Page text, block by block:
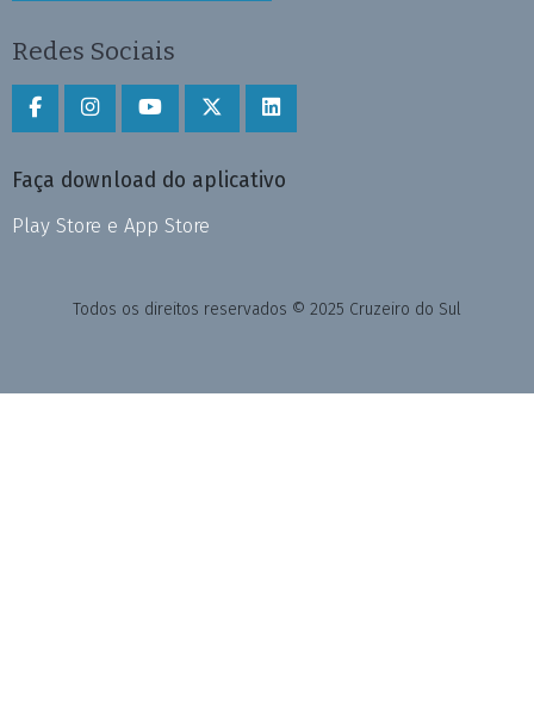
Redes Sociais
Faça download do aplicativo
Play Store e App Store
Todos os direitos reservados © 2025 Cruzeiro do Sul